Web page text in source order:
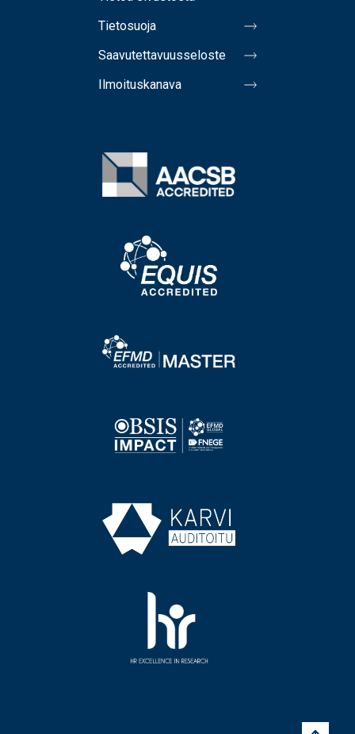
Tietosuoja
Saavutettavuusseloste
Ilmoituskanava
Image
Image
Image
Image
Image
Image